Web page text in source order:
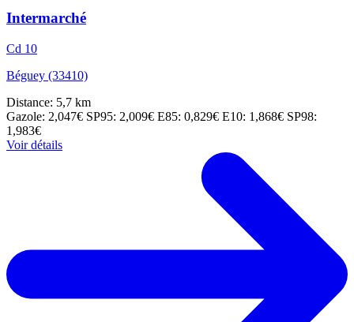
Intermarché
Cd 10
Béguey (33410)
Distance: 5,7 km
Gazole: 2,047€ SP95: 2,009€ E85: 0,829€ E10: 1,868€ SP98:
1,983€
Voir détails